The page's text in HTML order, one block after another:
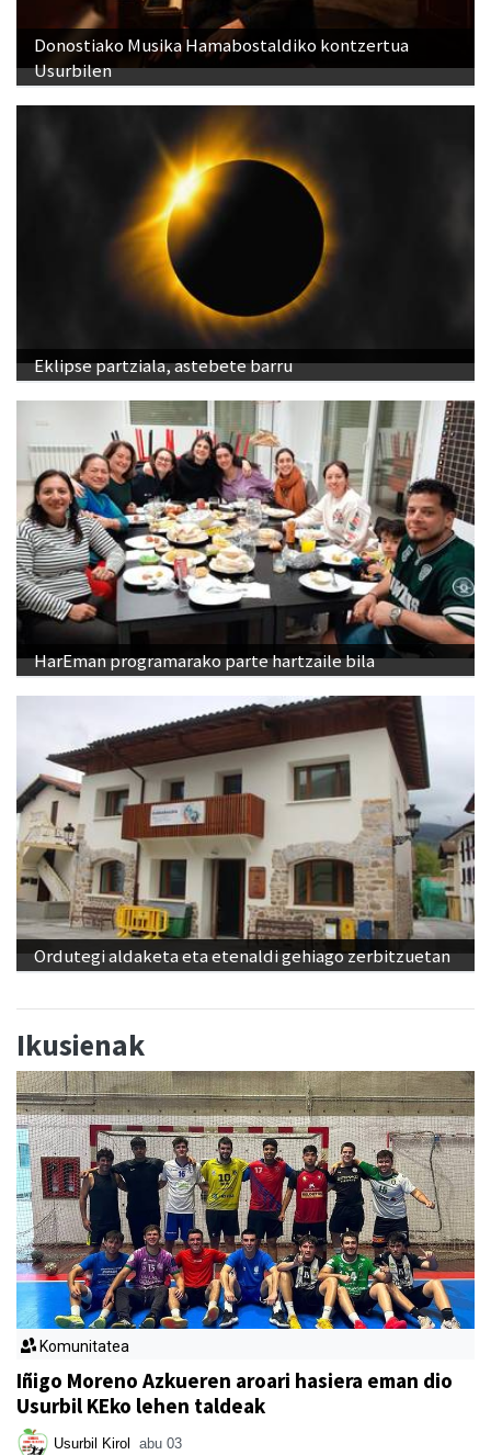
Donostiako Musika Hamabostaldiko kontzertua
Usurbilen
Eklipse partziala, astebete barru
HarEman programarako parte hartzaile bila
Ordutegi aldaketa eta etenaldi gehiago zerbitzuetan
Ikusienak
Komunitatea
Iñigo Moreno Azkueren aroari hasiera eman dio
Usurbil KEko lehen taldeak
Usurbil Kirol abu 03